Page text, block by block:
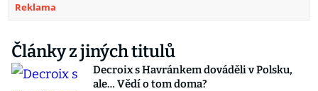
Reklama
Články z jiných titulů
Decroix s Havránkem dováděli v Polsku,
ale… Vědí o tom doma?